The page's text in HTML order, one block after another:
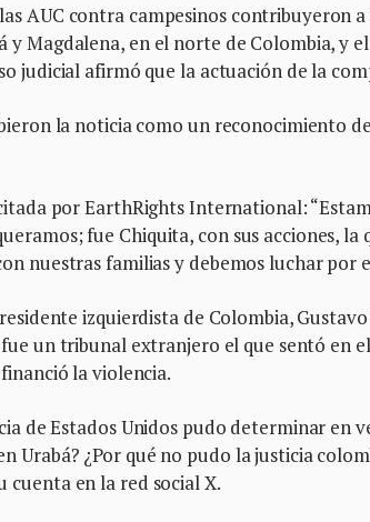
AUC contra campesinos contribuyeron
y Magdalena, en el norte de Colombia, y
judicial afirmó que la actuación de la
la noticia como un reconocimiento
por EarthRights International:
fue Chiquita, con sus acciones, la
nuestras familias y debemos luchar por
izquierdista de Colombia,
un tribunal extranjero el que sentó en
la violencia.
de Estados Unidos pudo determinar en
Urabá? ¿Por qué no pudo la justicia
cuenta en la red social X.